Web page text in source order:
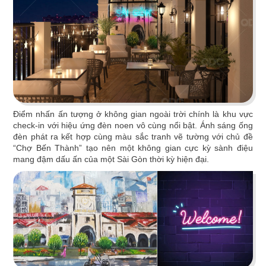
tưởng cho trải nghiệm ẩm thực Âu đỉnh cao
mang phong cách công nghiệp độc đáo
Chi tiết
HẢI SẢN HOÀNG GIA
Đội ngũ thiết kế QDC đã khéo léo kết hợp nét
đặc trưng phong cách Địa Trung Hải với vẻ đẹp
thanh lịch, sang trọng của Indochine
Điểm nhấn ấn tượng ở không gian ngoài trời chính là khu vực
check-in với hiệu ứng đèn noen vô cùng nổi bật. Ánh sáng ống
đèn phát ra kết hợp cùng màu sắc tranh vẽ tường với chủ đề
“Chợ Bến Thành” tạo nên một không gian cực kỳ sành điệu
mang đậm dấu ấn của một Sài Gòn thời kỳ hiện đại.